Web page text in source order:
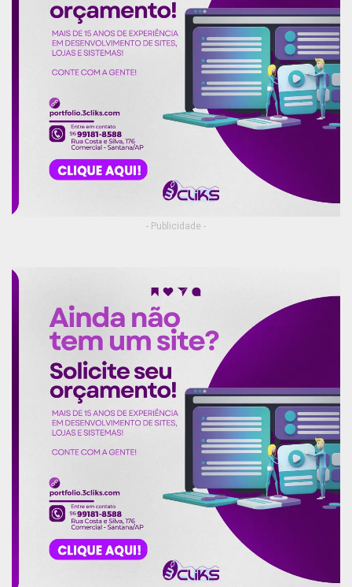
“Não há, certamente, espaço para retrocessos
nesse processo civilizatório e poderes e
instituições, autônomos e independentes, mas
submetidos ao sistema de freios e contrapesos,
devem conviver, com harmonia e
esforços para corresponder aos anseios maiores
da sociedade, destinatária final de todos os
esforços de cada servidor brasileiro.”, concluiu.
A presidente do CNPG agradeceu a honraria e
- Publicidade -